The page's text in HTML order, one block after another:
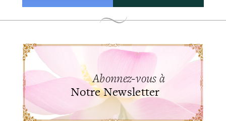
Abonnez-vous à
Notre Newsletter